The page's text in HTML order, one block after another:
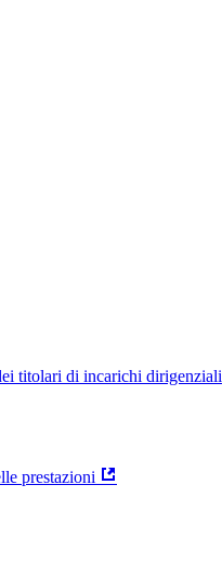
titolari di incarichi dirigenziali
prestazioni